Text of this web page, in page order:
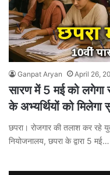
Ganpat Aryan April 26,
सारण में 5 मई को लगेगा
के अभ्यर्थियों को
छपरा। रोजगार की तलाश कर रहे
नियोजनालय, छपरा के द्वारा 5 मई…